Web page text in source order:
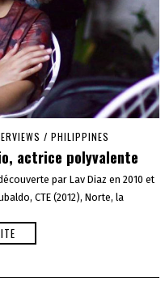
/ PHILIPPINES
actrice polyvalente
par Lav Diaz en 2010 et
CTE (2012), Norte, la